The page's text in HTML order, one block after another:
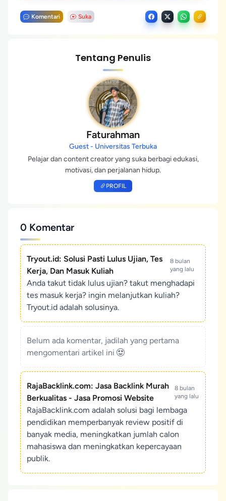
Komentari Suka
Tentang Penulis
Faturahman
Guest - Universitas Terbuka
Pelajar dan content creator yang suka berbagi edukasi,
motivasi, dan perjalanan hidup.
PROFIL
0 Komentar
Tryout.id: Solusi Pasti Lulus Ujian, Tes
Kerja, Dan Masuk Kuliah
8 bulan
yang lalu
Anda takut tidak lulus ujian? takut menghadapi
tes masuk kerja? ingin melanjutkan kuliah?
Tryout.id adalah solusinya.
Belum ada komentar, jadilah yang pertama
mengomentari artikel ini
RajaBacklink.com: Jasa Backlink Murah
Berkualitas - Jasa Promosi Website
8 bulan
yang lalu
RajaBacklink.com adalah solusi bagi lembaga
pendidikan memperbanyak review positif di
banyak media, meningkatkan jumlah calon
mahasiswa dan meningkatkan kepercayaan
publik.